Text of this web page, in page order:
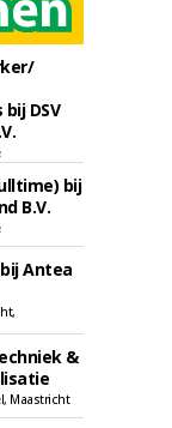
DSV
bij
B.V.
Antea
&
Maastricht